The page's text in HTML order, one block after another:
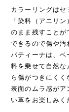
カラーリングはセ
「染料（アニリ
のまま残すことが
できるので傷や汚
パティーナは、ベ
料を乗せて自然な
ら傷がつきにくく
表面のムラ感がア
い革をお楽しみく